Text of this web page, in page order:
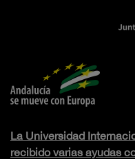
La Universidad
recibido varias ayudas